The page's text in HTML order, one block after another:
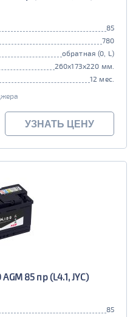
85
780
обратная (0, L)
260x173x220 мм.
12 мес.
УЗНАТЬ ЦЕНУ
85 пр (L4.1, JYC)
85